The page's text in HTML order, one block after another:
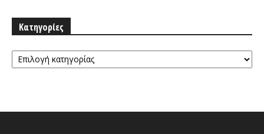
Κατηγορίες
Κατηγορίες